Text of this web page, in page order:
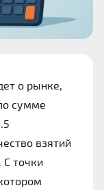
о рынке,
сумме
взятий
С точки